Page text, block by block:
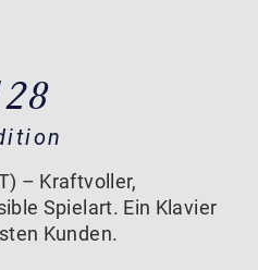
– Kraftvoller,
Spielart. Ein Klavier
Kunden.